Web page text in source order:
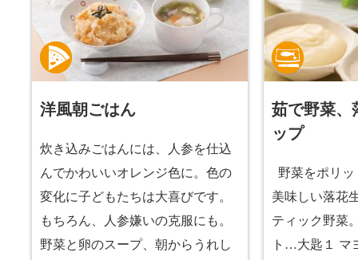
洋風朝ごはん
炊き込みごはんには、人参を仕込
んでかわいいオレンジ色に。色の
変化に子どもたちは大喜びです。
もちろん、人参嫌いの克服にも。
野菜と卵のスープ、朝からうれし
茹で野菜、
ップ
野菜をポリ
美味しい落花
ティック野菜
ト…大匙１ マ